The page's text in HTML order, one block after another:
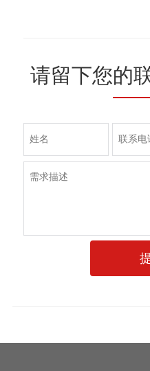
请留下您的